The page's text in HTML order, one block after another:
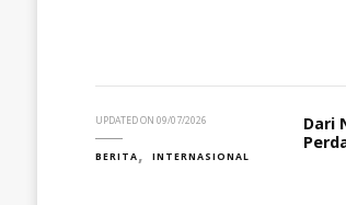
UPDATED ON 09/07/2026
BERITA INTERNASIONAL
Dari